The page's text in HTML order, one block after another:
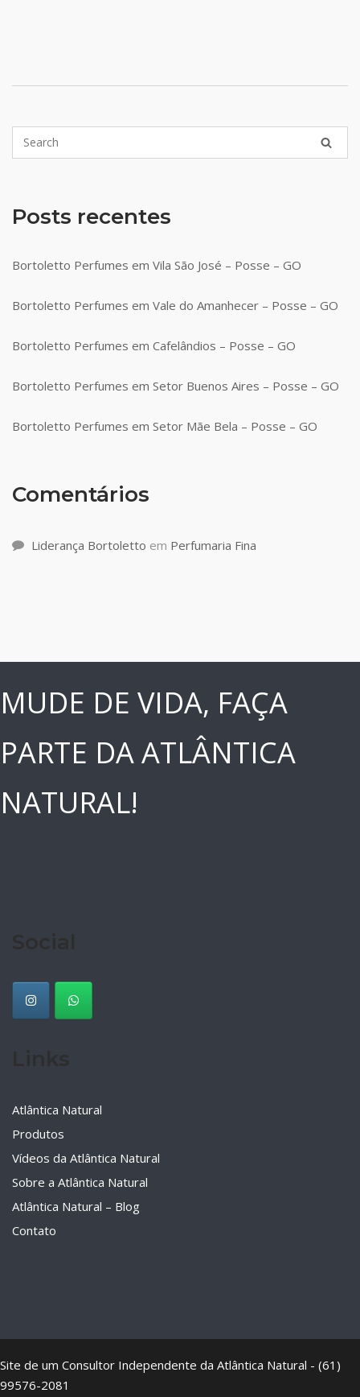
Posts recentes
Bortoletto Perfumes em Vila São José – Posse – GO
Bortoletto Perfumes em Vale do Amanhecer – Posse – GO
Bortoletto Perfumes em Cafelândios – Posse – GO
Bortoletto Perfumes em Setor Buenos Aires – Posse – GO
Bortoletto Perfumes em Setor Mãe Bela – Posse – GO
Comentários
Liderança Bortoletto em Perfumaria Fina
MUDE DE VIDA, FAÇA
PARTE DA ATLÂNTICA
NATURAL!
Atlântica Natural
Produtos
Vídeos da Atlântica Natural
Sobre a Atlântica Natural
Atlântica Natural – Blog
Contato
Site de um Consultor Independente da Atlântica Natural - (61)
99576-2081